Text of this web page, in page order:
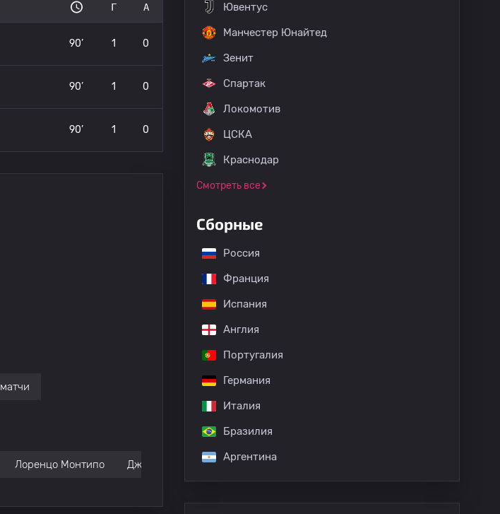
Г А
90’ 1 0
90’ 1 0
90’ 1 0
Лоренцо Монтипо Дж. Тониоло
Ювентус
Манчестер Юнайтед
Зенит
Спартак
Локомотив
ЦСКА
Краснодар
Смотреть все
Сборные
Россия
Франция
Испания
Англия
Португалия
Германия
Италия
Бразилия
Аргентина